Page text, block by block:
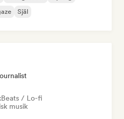
Själ
Beats / Lo-fi
musik